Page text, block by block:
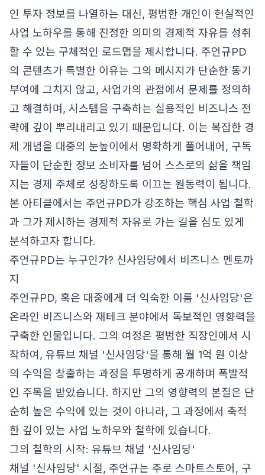
인 투자 정보를 나열하는 대신, 평범한 개인이 현실적인
사업 노하우를 통해 진정한 의미의 경제적 자유를 성취
할 수 있는 구체적인 로드맵을 제시합니다. 주언규PD
의 콘텐츠가 특별한 이유는 그의 메시지가 단순한 동기
부여에 그치지 않고, 사업가의 관점에서 문제를 정의하
고 해결하며, 시스템을 구축하는 실용적인 비즈니스 전
략에 깊이 뿌리내리고 있기 때문입니다. 이는 복잡한 경
제 개념을 대중의 눈높이에서 명확하게 풀어내어, 구독
자들이 단순한 정보 소비자를 넘어 스스로의 삶을 책임
지는 경제 주체로 성장하도록 이끄는 원동력이 됩니다.
본 아티클에서는 주언규PD가 강조하는 핵심 사업 철학
과 그가 제시하는 경제적 자유로 가는 길을 심도 있게
분석하고자 합니다.
주언규PD는 누구인가? 신사임당에서 비즈니스 멘토까
지
주언규PD, 혹은 대중에게 더 익숙한 이름 '신사임당'은
온라인 비즈니스와 재테크 분야에서 독보적인 영향력을
구축한 인물입니다. 그의 여정은 평범한 직장인에서 시
작하여, 유튜브 채널 '신사임당'을 통해 월 1억 원 이상
의 수익을 창출하는 과정을 투명하게 공개하며 폭발적
인 주목을 받았습니다. 하지만 그의 영향력의 본질은 단
순히 높은 수익에 있는 것이 아니라, 그 과정에서 축적
한 깊이 있는 사업 노하우와 철학에 있습니다.
그의 철학의 시작: 유튜브 채널 '신사임당'
채널 '신사임당' 시절, 주언규는 주로 스마트스토어, 구